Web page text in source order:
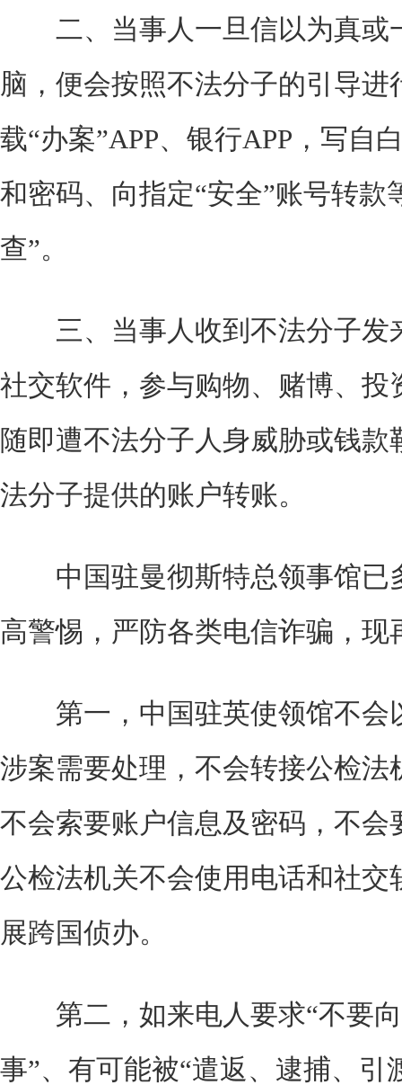
二、当事人一旦信以为真或
脑，便会按照不法分子的引导
载“办案”APP、银行APP，写自
和密码、向指定“安全”账号转款
查”。
三、当事人收到不法分子发
社交软件，参与购物、赌博、投
随即遭不法分子人身威胁或钱款
法分子提供的账户转账。
中国驻曼彻斯特总领事馆已
高警惕，严防各类电信诈骗，现
第一，中国驻英使领馆不会
涉案需要处理，不会转接公检法
不会索要账户信息及密码，不会
公检法机关不会使用电话和社交
展跨国侦办。
第二，如来电人要求“不要向
事”、有可能被“遣返、逮捕、引